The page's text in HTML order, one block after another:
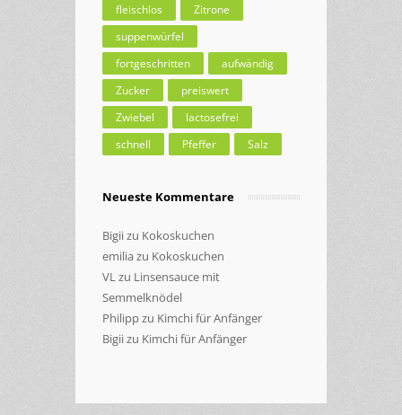
fleischlos
Zitrone
suppenwürfel
fortgeschritten
aufwändig
Zucker
preiswert
Zwiebel
lactosefrei
schnell
Pfeffer Salz
Neueste Kommentare
Bigiizu Kokoskuchen
emilia zu Kokoskuchen
VLzu Linsensauce mit
Semmelknödel
Philippzu Kimchi für Anfänger
Bigiizu Kimchi für Anfänger